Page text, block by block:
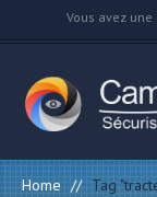
Vous avez
Home // Tag